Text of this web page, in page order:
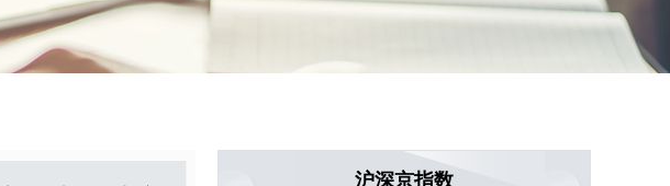
沪深京指数